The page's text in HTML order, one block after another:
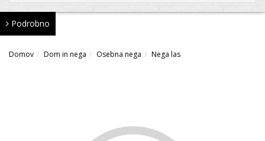
Podrobno
Domov Dom in nega Osebna nega Nega las